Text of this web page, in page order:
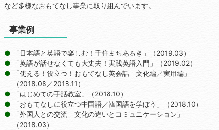
など多様なおもてなし事業に取り組んでいます。
事業例
「日本語と英語で楽しむ！千住まちあるき」（2019.03）
「英語が話せなくても大丈夫！実践英語入門」（2019.02）
「使える！役立つ！おもてなし英会話 文化編／実用編」
（2018.08／2018.11）
「はじめての手話教室」（2018.10）
「おもてなしに役立つ中国語／韓国語を学ぼう」（2018.10）
「外国人との交流 文化の違いとコミュニケーション」
（2018.03）